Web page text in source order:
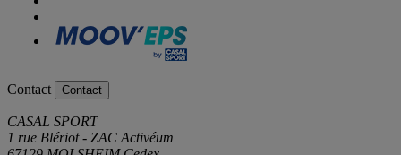
Contact Contact
CASAL SPORT
1 rue Blériot - ZAC Activéum